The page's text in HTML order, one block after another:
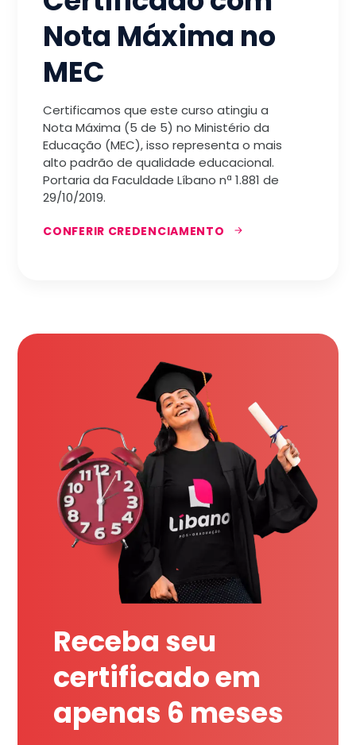
Nota Máxima no
MEC
Certificamos que este curso atingiu a
Nota Máxima (5 de 5) no Ministério da
Educação (MEC), isso representa o mais
alto padrão de qualidade educacional.
Portaria da Faculdade Líbano nª 1.881 de
29/10/2019.
CONFERIR CREDENCIAMENTO
Receba seu
certificado em
apenas 6 meses